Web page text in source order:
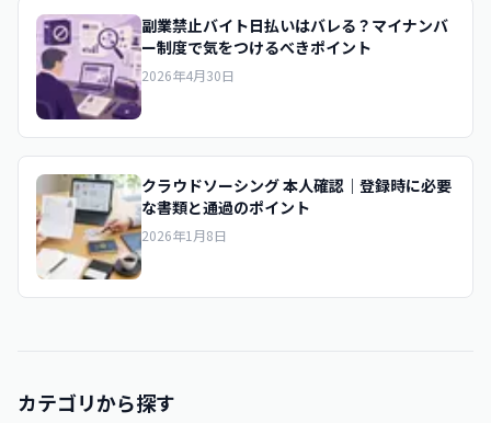
副業禁止バイト日払いはバレる？マイナンバ
ー制度で気をつけるべきポイント
2026年4月30日
クラウドソーシング 本人確認｜登録時に必要
な書類と通過のポイント
2026年1月8日
カテゴリから探す